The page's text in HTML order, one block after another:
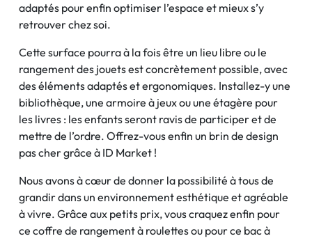
adaptés pour enfin optimiser l’espace et mieux s’y
retrouver chez soi.
Cette surface pourra à la fois être un lieu libre ou le
rangement des jouets est concrètement possible, avec
des éléments adaptés et ergonomiques. Installez-y une
bibliothèque, une armoire à jeux ou une étagère pour
les livres : les enfants seront ravis de participer et de
mettre de l’ordre. Offrez-vous enfin un brin de design
pas cher grâce à ID Market !
Nous avons à cœur de donner la possibilité à tous de
grandir dans un environnement esthétique et agréable
à vivre. Grâce aux petits prix, vous craquez enfin pour
ce coffre de rangement à roulettes ou pour ce bac à